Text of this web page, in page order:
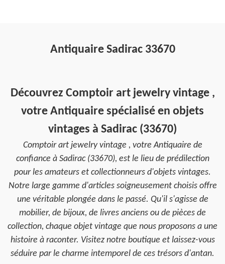
Antiquaire Sadirac 33670
Découvrez Comptoir art jewelry vintage ,
votre Antiquaire spécialisé en objets
vintages à Sadirac (33670)
Comptoir art jewelry vintage , votre Antiquaire de
confiance à Sadirac (33670), est le lieu de prédilection
pour les amateurs et collectionneurs d'objets vintages.
Notre large gamme d'articles soigneusement choisis offre
une véritable plongée dans le passé. Qu'il s'agisse de
mobilier, de bijoux, de livres anciens ou de pièces de
collection, chaque objet vintage que nous proposons a une
histoire à raconter. Visitez notre boutique et laissez-vous
séduire par le charme intemporel de ces trésors d'antan.